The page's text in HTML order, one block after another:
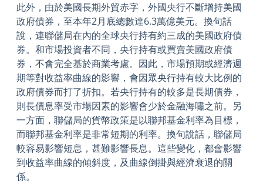
此外，由於美國長期外貿赤字，外國央行不斷增持美國
政府債券，至本年2月底總數達6.3萬億美元。換句話
說，連聯儲局在內的全球央行持有約三成的美國政府債
券。和市場投資者不同，央行持有或買賣美國政府債
券，不會完全基於商業考慮。因此，市場預期或經濟週
期等對收益率曲線的影響，會因眾央行持有較大比例的
政府債券而打了折扣。若央行持有的較多是長期債券，
則長債息率受市場因素的影響會少於金融海嘯之前。另
一方面，聯儲局的貨幣政策是以聯邦基金利率為目標，
而聯邦基金利率是非常短期的利率。換句說話，聯儲局
較容易影響短息，甚難影響長息。這些變化，都會影響
到收益率曲線的傾斜度，及曲線倒掛與經濟衰退的關
係。